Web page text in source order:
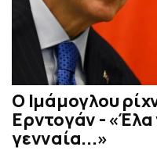
Ο Ιμάμογλου
Ερντογάν - «Έλα
γενναία...»